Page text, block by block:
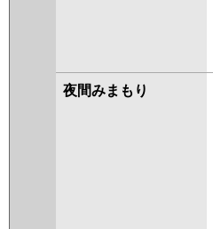
夜間みまもり